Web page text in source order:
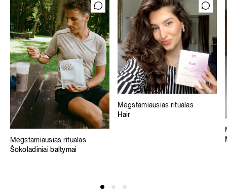
Mėgstamiausias ritualas
Šokoladiniai baltymai
Mėgstamiausias ritualas
Hair